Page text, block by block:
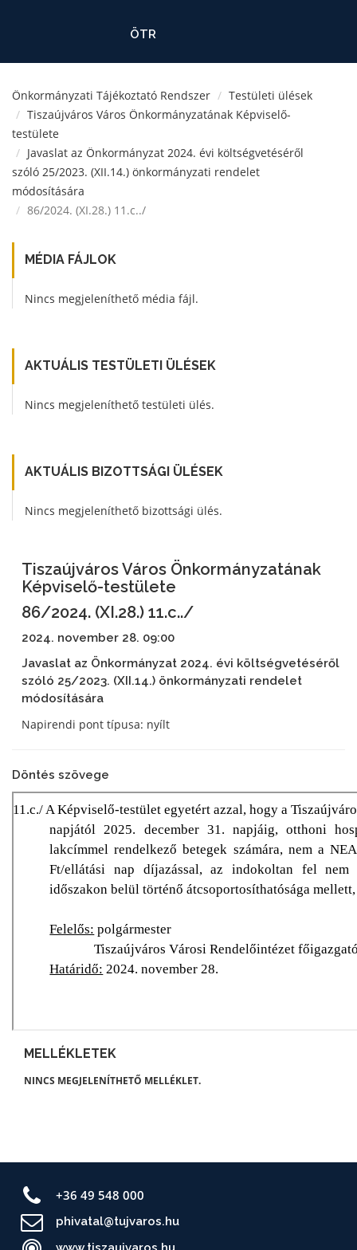
ÖTR
Önkormányzati Tájékoztató Rendszer
Testületi ülések
Tiszaújváros Város Önkormányzatának Képviselő-
testülete
Javaslat az Önkormányzat 2024. évi költségvetéséről
szóló 25/2023. (XII.14.) önkormányzati rendelet
módosítására
86/2024. (XI.28.) 11.c../
MÉDIA FÁJLOK
Nincs megjeleníthető média fájl.
AKTUÁLIS TESTÜLETI ÜLÉSEK
Nincs megjeleníthető testületi ülés.
AKTUÁLIS BIZOTTSÁGI ÜLÉSEK
Nincs megjeleníthető bizottsági ülés.
Tiszaújváros Város Önkormányzatának
Képviselő-testülete
86/2024. (XI.28.) 11.c../
2024. november 28. 09:00
Javaslat az Önkormányzat 2024. évi költségvetéséről
szóló 25/2023. (XII.14.) önkormányzati rendelet
módosítására
Napirendi pont típusa: nyílt
Döntés szövege
MELLÉKLETEK
NINCS MEGJELENÍTHETŐ MELLÉKLET.
+36 49 548 000
phivatal@tujvaros.hu